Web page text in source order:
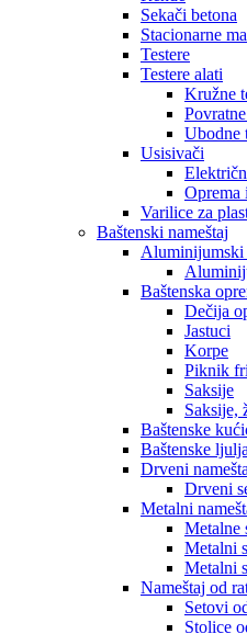
Sekači betona
Stacionarne
Testere
Testere alati
Kružne
Ubodne
Usisivači
Oprema
Varilice za
Baštenski nameštaj
Aluminijumski
Baštenska
Dečija
Jastuci
Korpe
Piknik
Saksije
Saksije,
Baštenske
Baštenske
Drveni
Drveni
Metalni
Metalne
Metalni
Metalni
Nameštaj od
Setovi
Stolice